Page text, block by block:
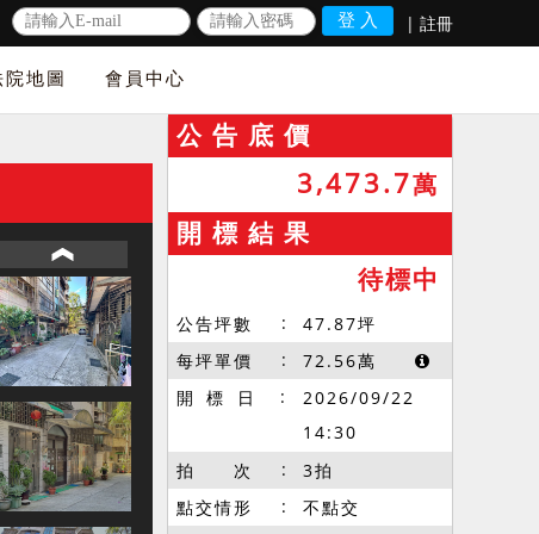
| 註冊
院地圖 會員中心
公 告 底 價
3,473.7萬
開 標 結 果
待標中
公告坪數 47.87坪
每坪單價
72.56萬
開 標 日
2026/09/22
14:30
拍 次
3拍
點交情形
不點交